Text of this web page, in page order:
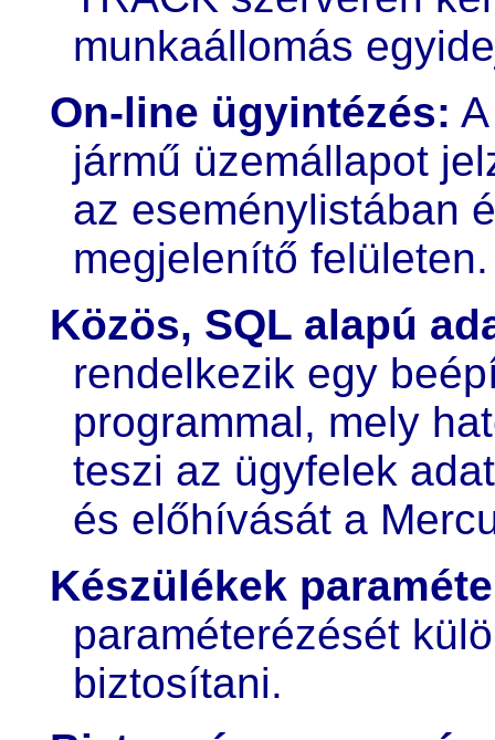
munkaállomás
On-line ügyintézés:
jármű üzemállapot
az eseménylistában
megjelenítő felületen.
Közös, SQL alapú
rendelkezik egy
programmal, mely
teszi az ügyfelek
és előhívását a
Készülékek
paraméterézését
biztosítani.